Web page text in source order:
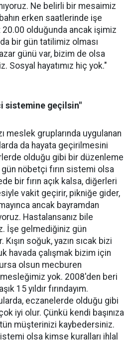
Ne belirli bir mesaimiz
erken saatlerinde işe
olduğunda ancak işimiz
bir gün tatilimiz olması
günü var, bizim de olsa
Sosyal hayatımız hiç yok."
sistemine geçilsin"
meslek gruplarında uygulanan
da hayata geçirilmesini
olduğu gibi bir düzenleme
nöbetçi fırın sistemi olsa
bir fırın açık kalsa, diğerleri
vakit geçirir, pikniğe gider,
ancak bayramdan
Hastalansanız bile
İşe gelmediğiniz gün
Kışın soğuk, yazın sıcak bizi
havada çalışmak bizim için
olsun mecburen
mesleğimiz yok. 2008'den beri
15 yıldır fırındayım.
eczanelerde olduğu gibi
iyi olur. Çünkü kendi başınıza
müşterinizi kaybedersiniz.
olsa kimse kuralları ihlal